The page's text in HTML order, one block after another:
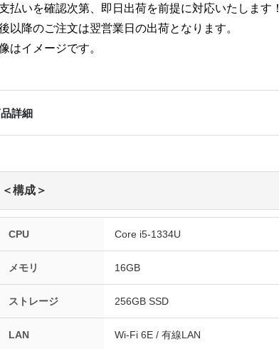
払いを確認次第、即日出荷を前提に対応いたします！
以降のご注文は翌営業日の出荷となります。
はイメージです。
詳細
＜構成＞
CPU Core i5-1334U
メモリ 16GB
ストレージ 256GB SSD
LAN Wi-Fi 6E / 有線LAN